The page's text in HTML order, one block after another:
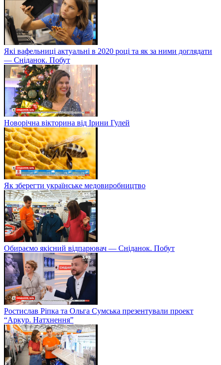
Які вафельниці актуальні в 2020 році та як за ними доглядати
— Сніданок. Побут
Новорічна вікторина від Ірини Гулей
Як зберегти українське медовиробництво
Обираємо якісний відпарювач — Сніданок. Побут
Ростислав Ріпка та Ольга Сумська презентували проект
“Аркур. Натхнення”